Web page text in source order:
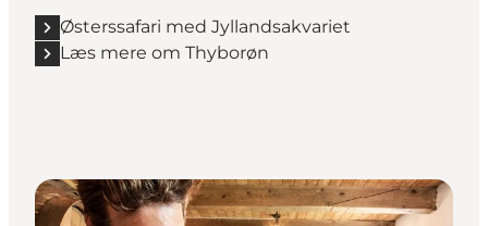
Østerssafari med Jyllandsakvariet
Læs mere om Thyborøn